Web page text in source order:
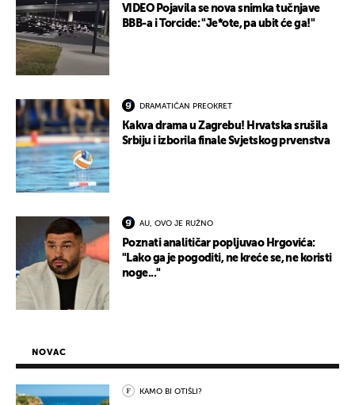
VIDEO Pojavila se nova snimka tučnjave
BBB-a i Torcide: "Je*ote, pa ubit će ga!"
DRAMATIČAN PREOKRET
Kakva drama u Zagrebu! Hrvatska srušila
Srbiju i izborila finale Svjetskog prvenstva
AU, OVO JE RUŽNO
Poznati analitičar popljuvao Hrgovića:
"Lako ga je pogoditi, ne kreće se, ne koristi
noge..."
NOVAC
KAMO BI OTIŠLI?